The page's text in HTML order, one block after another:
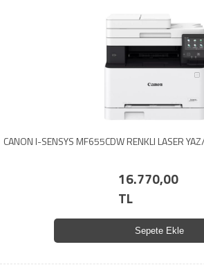
CANON I-SENSYS MF655CDW RENKLI LASER
16.770,00
TL
Sepete Ekle